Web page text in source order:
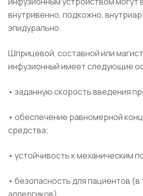
внутривенно, подкожно,
эпидурально.
Шприцевой, составной или
инфузионный имеет следующие
• заданную скорость введения
• обеспечение равномерной
средства;
• устойчивость к механическим
• безопасность для пациентов (в